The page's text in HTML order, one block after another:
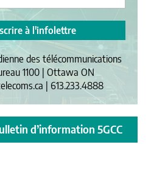
des télécommunications
1100 | Ottawa ON
| 613.233.4888
d’information 5GCC